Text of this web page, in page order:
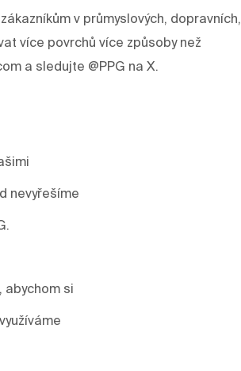
v průmyslových, dopravních,
více povrchů více způsoby než
a sledujte @PPG na X.
nevyřešíme
abychom si